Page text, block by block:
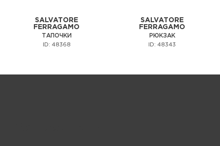
SALVATORE
FERRAGAMO
ТАПОЧКИ
ID: 48368
SALVATORE
FERRAGAMO
РЮКЗАК
ID: 48343